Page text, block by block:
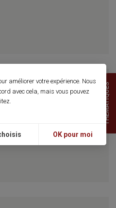
THEMATIQUES
améliorer votre expérience. Nous
avec cela, mais vous pouvez
OK pour moi